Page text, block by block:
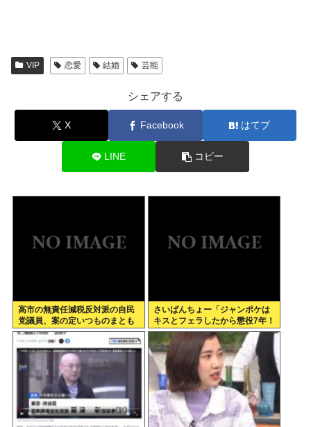
VIP 恋愛 結婚 芸能
シェアする
X Facebook はてブ
LINE コピー
高市の無責任減税反対派の自民
党議員、案の定いつものまとも
なメンツだったwww
さいばんちょー「ジャンポケは
キスとフェラしたから懲役7年！
執行猶予なし！」←殺人並みに
重くて草